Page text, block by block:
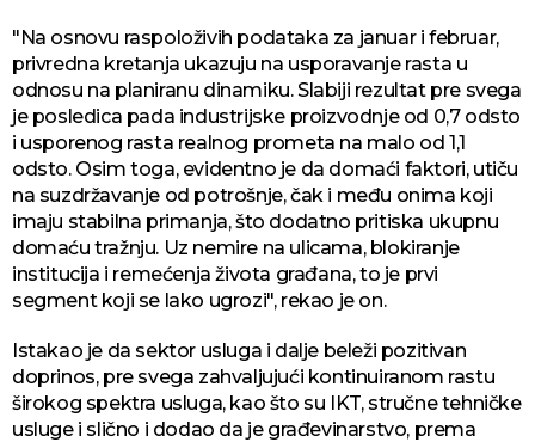
"Na osnovu raspoloživih podataka za januar i februar,
privredna kretanja ukazuju na usporavanje rasta u
odnosu na planiranu dinamiku. Slabiji rezultat pre svega
je posledica pada industrijske proizvodnje od 0,7 odsto
i usporenog rasta realnog prometa na malo od 1,1
odsto. Osim toga, evidentno je da domaći faktori, utiču
na suzdržavanje od potrošnje, čak i među onima koji
imaju stabilna primanja, što dodatno pritiska ukupnu
domaću tražnju. Uz nemire na ulicama, blokiranje
institucija i remećenja života građana, to je prvi
segment koji se lako ugrozi", rekao je on.
Istakao je da sektor usluga i dalje beleži pozitivan
doprinos, pre svega zahvaljujući kontinuiranom rastu
širokog spektra usluga, kao što su IKT, stručne tehničke
usluge i slično i dodao da je građevinarstvo, prema